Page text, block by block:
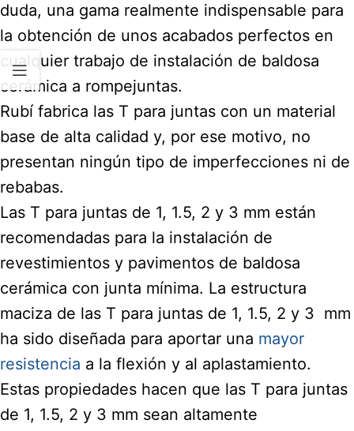
duda, una gama realmente indispensable para
la obtención de unos acabados perfectos en
cualquier trabajo de instalación de baldosa
cerámica a rompejuntas.
Rubí fabrica las T para juntas con un material
base de alta calidad y, por ese motivo, no
presentan ningún tipo de imperfecciones ni de
rebabas.
Las T para juntas de 1, 1.5, 2 y 3 mm están
recomendadas para la instalación de
revestimientos y pavimentos de baldosa
cerámica con junta mínima. La estructura
maciza de las T para juntas de 1, 1.5, 2 y 3 mm
ha sido diseñada para aportar una mayor
resistencia a la flexión y al aplastamiento.
Estas propiedades hacen que las T para juntas
de 1, 1.5, 2 y 3 mm sean altamente